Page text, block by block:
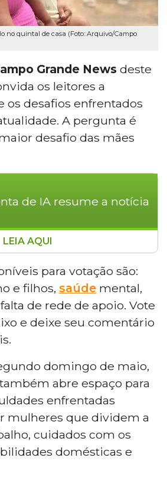
no quintal de casa (Foto: Arquivo/Campo
Grande News deste
os leitores a
os desafios enfrentados
A pergunta é
desafio das mães
de IA resume a notícia
News lançou uma
(10), Dia das
os principais desafios
mães na atualidade. As
incluem conciliar
saúde mental, custo de
de apoio. Entre os
e maternidade,
emocional e o
de vida.
LEIA AQUI
para votação são:
e filhos, saúde mental,
de rede de apoio. Vote
e deixe seu comentário
domingo de maio,
abre espaço para
enfrentadas
mulheres que dividem a
cuidados com os
domésticas e